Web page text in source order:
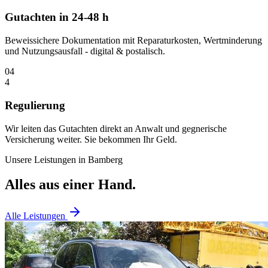
Gutachten in 24-48 h
Beweissichere Dokumentation mit Reparaturkosten, Wertminderung
und Nutzungsausfall - digital & postalisch.
04
4
Regulierung
Wir leiten das Gutachten direkt an Anwalt und gegnerische
Versicherung weiter. Sie bekommen Ihr Geld.
Unsere Leistungen in Bamberg
Alles aus einer Hand.
Alle Leistungen